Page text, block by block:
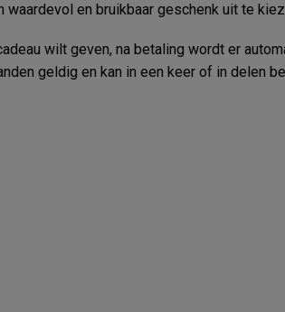
en bruikbaar geschenk uit te
wilt geven, na betaling wordt er
geldig en kan in een keer of in delen